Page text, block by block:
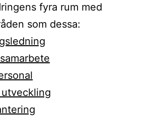
fyra rum med
som dessa: